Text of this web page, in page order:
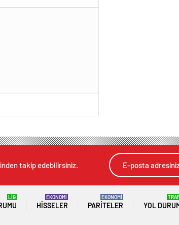
takip edebilirsiniz.
LİG
HISSELER
EKONOMİ
PARITELER
EKONOMİ
YOL